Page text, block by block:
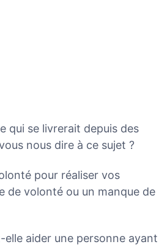
qui se livrerait depuis des
nous dire à ce sujet ?
pour réaliser vos
de volonté ou un manque de
aider une personne ayant